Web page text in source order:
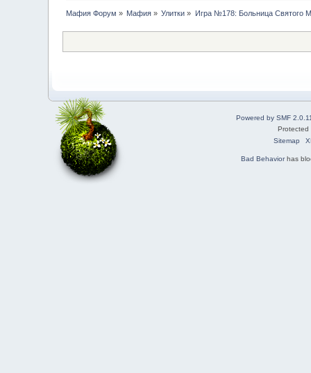
Мафия Форум » Мафия » Улитки » Игра №178: Больница Святого
Powered by SMF
Sitemap
Bad Behaviorhas